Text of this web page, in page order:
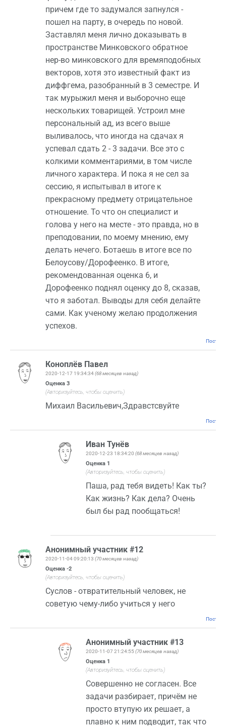
причем где то задумался запнулся -
пошел на парту, в очередь по новой.
Заставлял меня лично доказывать в
пространстве Минковского обратное
нер-во минковского для времяподобных
векторов, хотя это известный факт из
диффгема, разобранный в 3 семестре. И
так мурыжил меня и выборочно еще
нескольких товарищей. Устроил мне
персональный ад, из всего выше
выливалось, что иногда на сдачах я
успевал сдать 2 - 3 задачи. Все это с
колкими комментариями, в том числе
личного характера. И пока я не сел за
сессию, я испытывал в итоге к
прекрасному предмету отрицательное
отношение. То что он специалист и
голова у него на месте - это правда, но в
преподовании, по моему мнению, ему
делать нечего. Ботаешь в итоге все по
Белоусову/Дорофеенко. В итоге,
рекомендованная оценка 6, и
Дорофеенко поднял оценку до 8, сказав,
что я заботал. Выводы для себя делайте
сами. Как ученому желаю продолжения
успехов.
Коноплёв Павел
2020-12-17 19:34:34(68 месяцев назад)
Оценка 3
(Авторизуйтесь, чтобы оценить)
Михаил Васильевич,Здравстсвуйте
Иван Тунёв
2020-12-23 18:34:20(68 месяцев назад)
Оценка 1
(Авторизуйтесь, чтобы оценить)
Паша, рад тебя видеть! Как ты?
Как жизнь? Как дела? Очень
был бы рад пообщаться!
Анонимный участник #12
2020-11-04 09:20:13 (70 месяцев назад)
Оценка -2
(Авторизуйтесь, чтобы оценить)
Суслов - отвратительный человек, не
советую чему-либо учиться у него
Анонимный участник #13
2020-11-07 21:24:55(70 месяцев назад)
Оценка 1
(Авторизуйтесь, чтобы оценить)
Совершенно не согласен. Все
задачи разбирает, причём не
просто втупую их решает, а
плавно к ним подводит, так что